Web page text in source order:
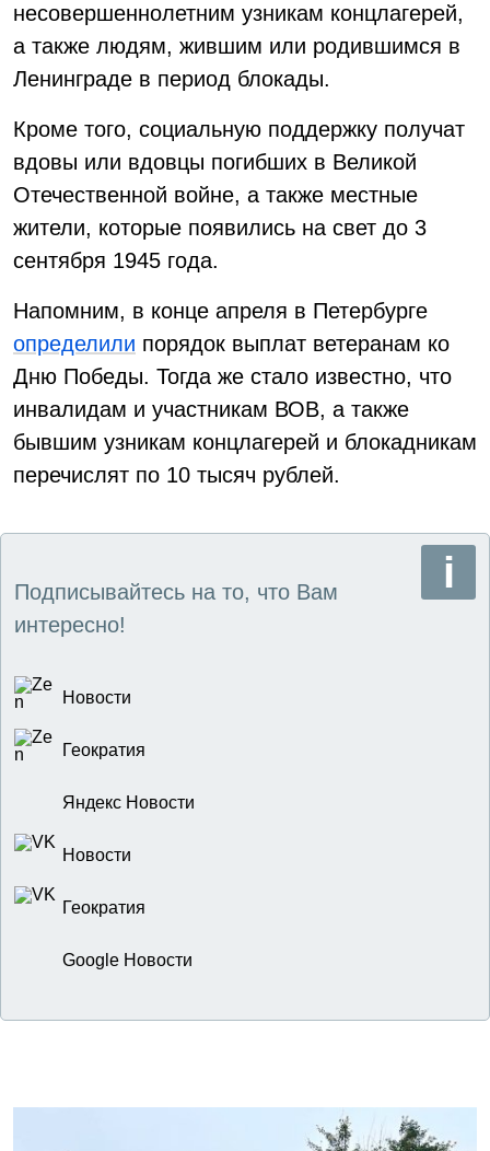
несовершеннолетним узникам концлагерей,
а также людям, жившим или родившимся в
Ленинграде в период блокады.
Кроме того, социальную поддержку получат
вдовы или вдовцы погибших в Великой
Отечественной войне, а также местные
жители, которые появились на свет до 3
сентября 1945 года.
Напомним, в конце апреля в Петербурге
определили порядок выплат ветеранам ко
Дню Победы. Тогда же стало известно, что
инвалидам и участникам ВОВ, а также
бывшим узникам концлагерей и блокадникам
перечислят по 10 тысяч рублей.
Подписывайтесь на то, что Вам
интересно!
Новости
Геократия
Яндекс Новости
Новости
Геократия
Google Новости